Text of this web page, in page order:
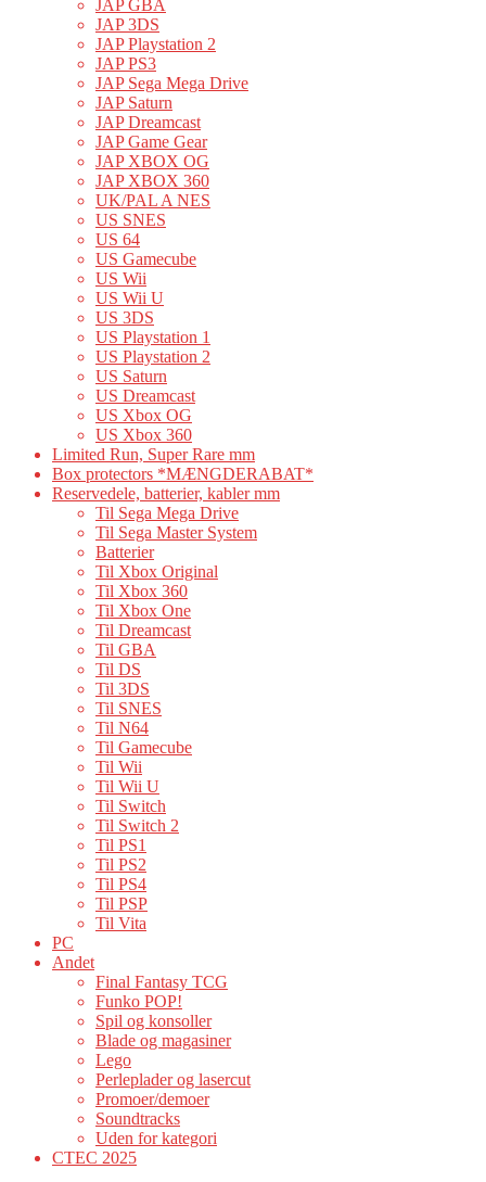
JAP GBA
JAP 3DS
JAP Playstation 2
JAP PS3
JAP Sega Mega Drive
JAP Saturn
JAP Dreamcast
JAP Game Gear
JAP XBOX OG
JAP XBOX 360
UK/PAL A NES
US SNES
US 64
US Gamecube
US Wii
US Wii U
US 3DS
US Playstation 1
US Playstation 2
US Saturn
US Dreamcast
US Xbox OG
US Xbox 360
Limited Run, Super Rare mm
Box protectors *MÆNGDERABAT*
Reservedele, batterier, kabler mm
Til Sega Mega Drive
Til Sega Master System
Batterier
Til Xbox Original
Til Xbox 360
Til Xbox One
Til Dreamcast
Til GBA
Til DS
Til 3DS
Til SNES
Til N64
Til Gamecube
Til Wii
Til Wii U
Til Switch
Til Switch 2
Til PS1
Til PS2
Til PS4
Til PSP
Til Vita
PC
Andet
Final Fantasy TCG
Funko POP!
Spil og konsoller
Blade og magasiner
Lego
Perleplader og lasercut
Promoer/demoer
Soundtracks
Uden for kategori
CTEC 2025